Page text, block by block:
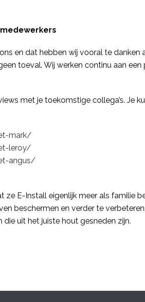
en dat hebben wij vooral te
toeval. Wij werken continu aan
met je toekomstige collega’s. Je
mark/
leroy/
angus/
ze E-Install eigenlijk meer als
beschermen en verder te
uit het juiste hout gesneden zijn.